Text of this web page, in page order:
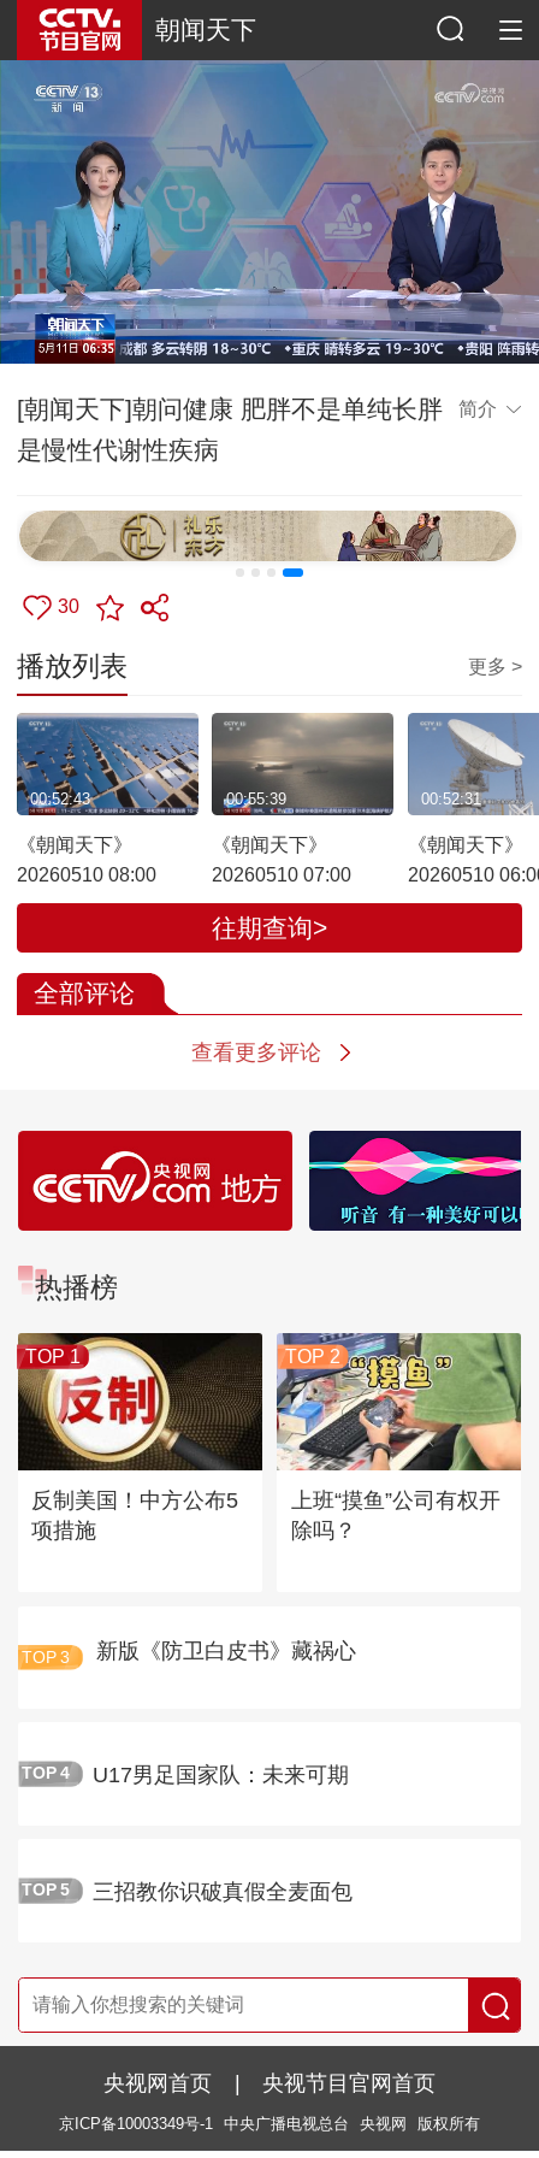
朝闻天下
[朝闻天下]朝问健康 肥胖不是单纯长胖
是慢性代谢性疾病
简介
30
播放列表 更多 >
《朝闻天下》
20260510 08:00
00:52:43
《朝闻天下》
20260510 07:00
00:55:39
《朝闻天下》
20260510
00:52:31
往期查询>
全部评论
查看更多评论
热播榜
TOP 1
反制美国！中方公布5
项措施
TOP 2
上班“摸鱼”公司有权开
除吗？
TOP 3 新版《防卫白皮书》藏祸心
TOP 4 U17男足国家队：未来可期
TOP 5 三招教你识破真假全麦面包
央视网首页 | 央视节目官网首页
京ICP备10003349号-1 中央广播电视总台 央视网 版权所有